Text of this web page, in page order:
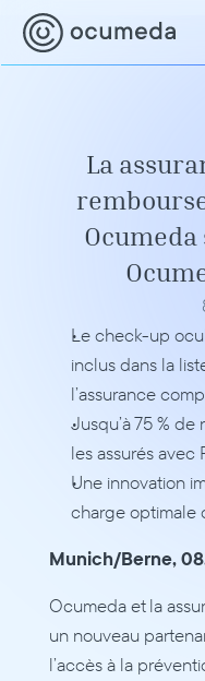
La
Le check-up
inclus dans la
l’assurance
Jusqu’à 75 %
les assurés avec
Une innovation
charge optimale
Munich/Berne,
Ocumeda et la
un nouveau
l’accès à la